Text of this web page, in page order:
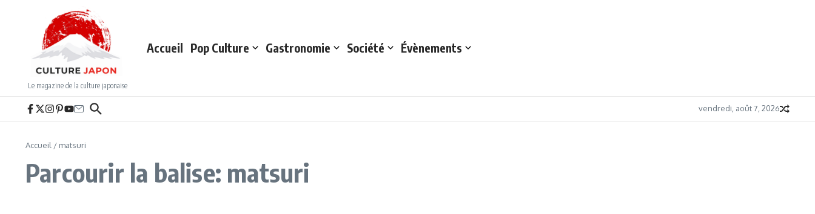
Le magazine de la culture japonaise
Accueil Pop Culture Gastronomie Société Évènements
vendredi, août 7, 2026
Accueil / matsuri
Parcourir la balise: matsuri